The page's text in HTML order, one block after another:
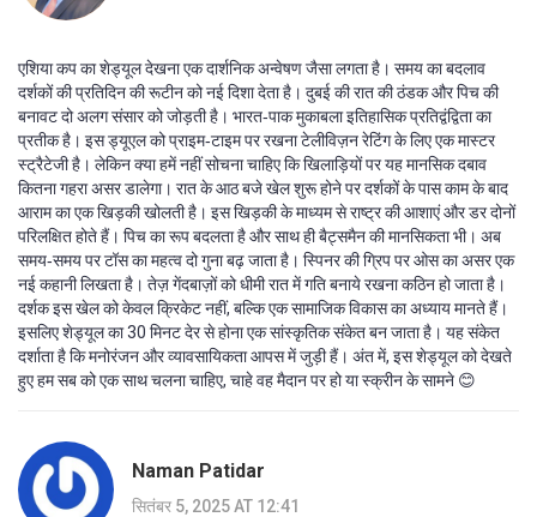
एशिया कप का शेड्यूल देखना एक दार्शनिक अन्वेषण जैसा लगता है। समय का बदलाव
दर्शकों की प्रतिदिन की रूटीन को नई दिशा देता है। दुबई की रात की ठंडक और पिच की
बनावट दो अलग संसार को जोड़ती है। भारत‑पाक मुकाबला इतिहासिक प्रतिद्वंद्विता का
प्रतीक है। इस ड्यूएल को प्राइम‑टाइम पर रखना टेलीविज़न रेटिंग के लिए एक मास्टर
स्ट्रैटेजी है। लेकिन क्या हमें नहीं सोचना चाहिए कि खिलाड़ियों पर यह मानसिक दबाव
कितना गहरा असर डालेगा। रात के आठ बजे खेल शुरू होने पर दर्शकों के पास काम के बाद
आराम का एक खिड़की खोलती है। इस खिड़की के माध्यम से राष्ट्र की आशाएं और डर दोनों
परिलक्षित होते हैं। पिच का रूप बदलता है और साथ ही बैट्समैन की मानसिकता भी। अब
समय‑समय पर टॉस का महत्व दो गुना बढ़ जाता है। स्पिनर की ग्रिप पर ओस का असर एक
नई कहानी लिखता है। तेज़ गेंदबाज़ों को धीमी रात में गति बनाये रखना कठिन हो जाता है।
दर्शक इस खेल को केवल क्रिकेट नहीं, बल्कि एक सामाजिक विकास का अध्याय मानते हैं।
इसलिए शेड्यूल का 30 मिनट देर से होना एक सांस्कृतिक संकेत बन जाता है। यह संकेत
दर्शाता है कि मनोरंजन और व्यावसायिकता आपस में जुड़ी हैं। अंत में, इस शेड्यूल को देखते
हुए हम सब को एक साथ चलना चाहिए, चाहे वह मैदान पर हो या स्क्रीन के सामने 😊
Naman Patidar
सितंबर 5, 2025 AT 12:41